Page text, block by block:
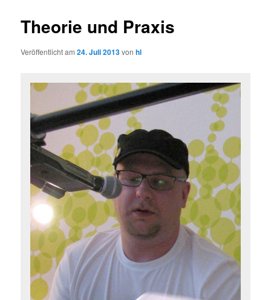
Theorie und Praxis
Veröffentlicht am24. Juli 2013vonhl